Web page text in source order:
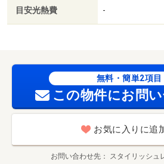
目安光熱費 -
無料・簡単2項目
この物件にお問
お気に入りに追
お問い合わせ先 スタイリッシュ